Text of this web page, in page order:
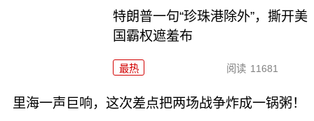
特朗普一句“珍珠港除外”，撕开美
国霸权遮羞布
最热 阅读 11681
里海一声巨响，这次差点把两场战争炸成一锅粥！